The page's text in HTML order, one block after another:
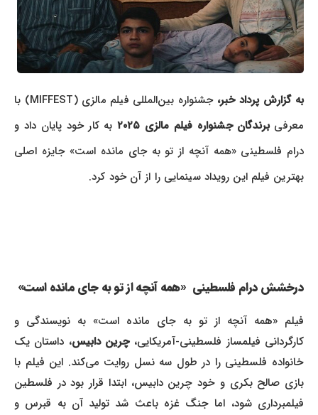
به گزارش پرداد خبر،
جشنواره بین‌المللی فیلم مالزی (MIFFEST) با
معرفیبرندگان جشنواره فیلم مالزی ۲۰۲۵
به کار خود پایان داد و
درام فلسطینی «همه آنچه از تو به جای مانده است» جایزه اصلی
بهترین فیلم این رویداد سینمایی را از آن خود کرد.
درخشش درام فلسطینی «همه آنچه از تو به جای مانده است»
فیلم «همه آنچه از تو به جای مانده است» به نویسندگی و
کارگردانی فیلمساز فلسطینی-آمریکایی،چرین دابیس، داستان یک
خانواده فلسطینی را در طول سه نسل روایت می‌کند. این فیلم با
بازی صالح بکری و خود چرین دابیس، ابتدا قرار بود در فلسطین
فیلمبرداری شود، اما جنگ غزه باعث شد تولید آن به قبرس و